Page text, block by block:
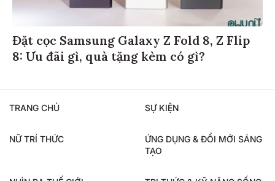
Đặt cọc Samsung Galaxy Z Fold 8, Z Flip
8: Ưu đãi gì, quà tặng kèm có gì?
TRANG CHỦ SỰ KIỆN
NỮ TRÍ THỨC
ỨNG DỤNG & ĐỔI MỚI SÁNG
TẠO